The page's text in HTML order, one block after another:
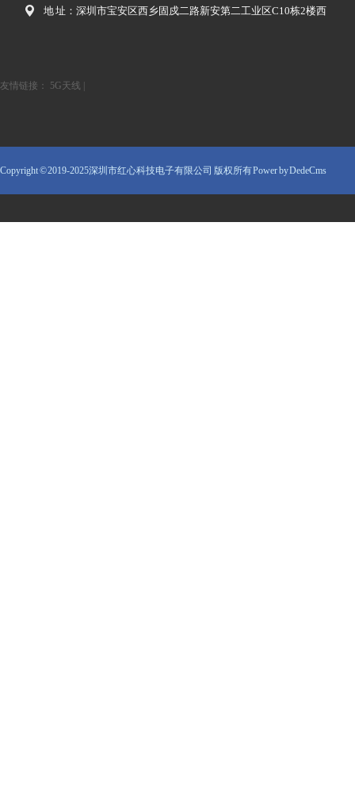
地 址：深圳市宝安区西乡固戍二路新安第二工业区C10栋2楼西
友情链接： 5G天线
Copyright © 2019-2025深圳市红心科技电子有限公司 版权所有Power by DedeCms